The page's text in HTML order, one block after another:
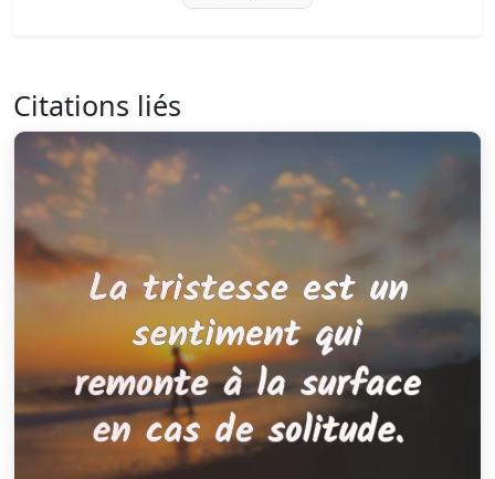
Citations liés